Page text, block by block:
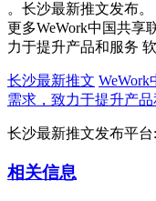
。长沙最新推文发布。
更多WeWork中国共享
力于提升产品和服务
长沙最新推文
需求，致力于提升产
长沙最新推文发布平台
相关信息